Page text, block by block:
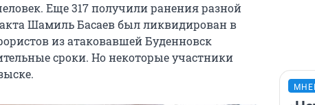
Еще 317 получили ранения разной
Шамиль Басаев был ликвидирован в
из атаковавшей Буденновск
сроки. Но некоторые участники